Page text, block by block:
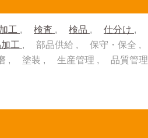
工 検査 検品 仕分け
工
部品供給 保守・保全
塗装 生産管理 品質管理